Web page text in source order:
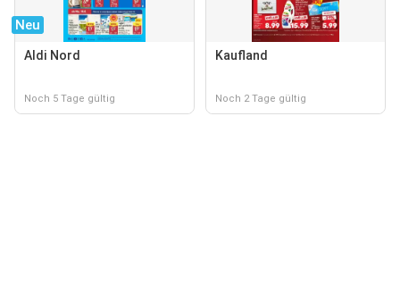
Neu
Aldi Nord
Noch 5 Tage gültig
Kaufland
Noch 2 Tage gültig